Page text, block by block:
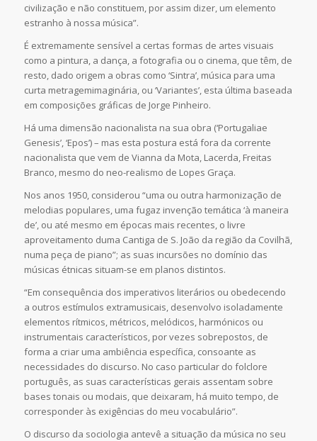
civilização e não constituem, por assim dizer, um elemento
estranho à nossa música”.
É extremamente sensível a certas formas de artes visuais
como a pintura, a dança, a fotografia ou o cinema, que têm, de
resto, dado origem a obras como ‘Sintra’, música para uma
curta metragemimaginária, ou ‘Variantes’, esta última baseada
em composições gráficas de Jorge Pinheiro.
Há uma dimensão nacionalista na sua obra (‘Portugaliae
Genesis’, ‘Epos’) – mas esta postura está fora da corrente
nacionalista que vem de Vianna da Mota, Lacerda, Freitas
Branco, mesmo do neo-realismo de Lopes Graça.
Nos anos 1950, considerou “uma ou outra harmonização de
melodias populares, uma fugaz invenção temática ‘à maneira
de’, ou até mesmo em épocas mais recentes, o livre
aproveitamento duma Cantiga de S. João da região da Covilhã,
numa peça de piano”; as suas incursões no domínio das
músicas étnicas situam-se em planos distintos.
“Em consequência dos imperativos literários ou obedecendo
a outros estímulos extramusicais, desenvolvo isoladamente
elementos rítmicos, métricos, melódicos, harmónicos ou
instrumentais característicos, por vezes sobrepostos, de
forma a criar uma ambiência específica, consoante as
necessidades do discurso. No caso particular do folclore
português, as suas características gerais assentam sobre
bases tonais ou modais, que deixaram, há muito tempo, de
corresponder às exigências do meu vocabulário”.
O discurso da sociologia antevê a situação da música no seu